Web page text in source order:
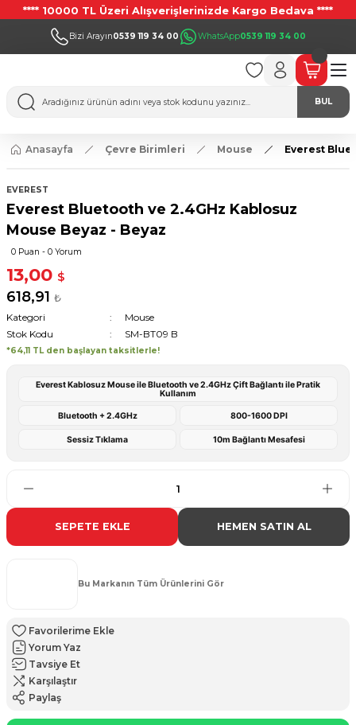
**** 10000 TL Üzeri Alışverişlerinizde Kargo Bedava ****
Bizi Arayın0539 119 34 00 WhatsApp0539 119 34 00
BUL
Anasayfa Çevre Birimleri Mouse Everest
EVEREST
Everest Bluetooth ve 2.4GHz Kablosuz
Mouse Beyaz - Beyaz
0 Puan - 0 Yorum
13,00 $
618,91 ₺
Kategori
Mouse
Stok Kodu
SM-BT09 B
*64,11 TL den başlayan taksitlerle!
Everest Kablosuz Mouse ile Bluetooth ve 2.4GHz Çift Bağlantı ile Pratik
Kullanım
Bluetooth + 2.4GHz 800-1600 DPI
Sessiz Tıklama 10m Bağlantı Mesafesi
SEPETE EKLE HEMEN SATIN AL
Bu Markanın Tüm Ürünlerini Gör
Yorum Yaz
Tavsiye Et
Karşılaştır
Paylaş